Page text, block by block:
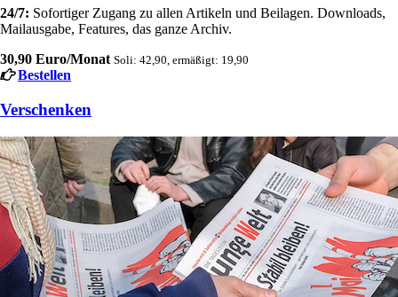
24/7: Sofortiger Zugang zu allen Artikeln und Beilagen. Downloads,
Mailausgabe, Features, das ganze Archiv.
30,90 Euro/Monat Soli: 42,90, ermäßigt: 19,90
Bestellen
Verschenken